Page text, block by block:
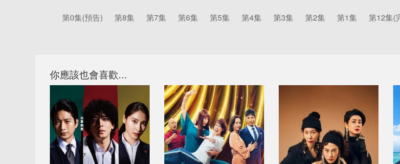
第0集(預告) 第8集 第7集 第6集 第5集 第4集 第3集 第2集 第1集 第12集(
你應該也會喜歡...